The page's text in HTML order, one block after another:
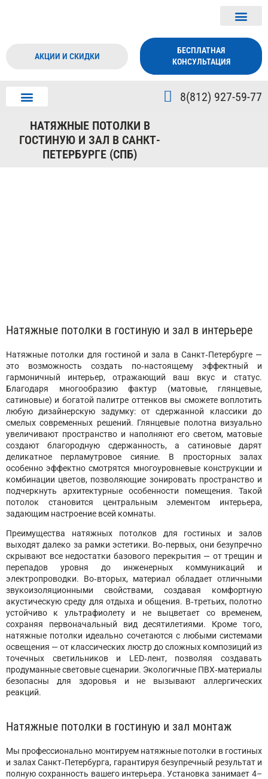
АКЦИИ И СКИДКИ
БЕСПЛАТНАЯ
КОНСУЛЬТАЦИЯ
8(812) 927-59-77
НАТЯЖНЫЕ ПОТОЛКИ В
ГОСТИНУЮ И ЗАЛ В САНКТ-
ПЕТЕРБУРГЕ (СПБ)
Натяжные потолки в гостиную и зал в интерьере
Натяжные потолки для гостиной и зала в Санкт‑Петербурге —
это возможность создать по‑настоящему эффектный и
гармоничный интерьер, отражающий ваш вкус и статус.
Благодаря многообразию фактур (матовые, глянцевые,
сатиновые) и богатой палитре оттенков вы сможете воплотить
любую дизайнерскую задумку: от сдержанной классики до
смелых современных решений. Глянцевые полотна визуально
увеличивают пространство и наполняют его светом, матовые
создают благородную сдержанность, а сатиновые дарят
деликатное перламутровое сияние. В просторных залах
особенно эффектно смотрятся многоуровневые конструкции и
комбинации цветов, позволяющие зонировать пространство и
подчеркнуть архитектурные особенности помещения. Такой
потолок становится центральным элементом интерьера,
задающим настроение всей комнаты.
Преимущества натяжных потолков для гостиных и залов
выходят далеко за рамки эстетики. Во‑первых, они безупречно
скрывают все недостатки базового перекрытия — от трещин и
перепадов уровня до инженерных коммуникаций и
электропроводки. Во‑вторых, материал обладает отличными
звукоизоляционными свойствами, создавая комфортную
акустическую среду для отдыха и общения. В‑третьих, полотно
устойчиво к ультрафиолету и не выцветает со временем,
сохраняя первоначальный вид десятилетиями. Кроме того,
натяжные потолки идеально сочетаются с любыми системами
освещения — от классических люстр до сложных композиций из
точечных светильников и LED‑лент, позволяя создавать
продуманные световые сценарии. Экологичные ПВХ‑материалы
безопасны для здоровья и не вызывают аллергических
реакций.
Натяжные потолки в гостиную и зал монтаж
Мы профессионально монтируем натяжные потолки в гостиных
и залах Санкт‑Петербурга, гарантируя безупречный результат и
полную сохранность вашего интерьера. Установка занимает 4–